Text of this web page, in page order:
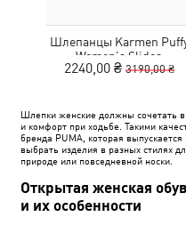
Шлепанцы Karmen
Women's Slides
2240,00 ₴ 3190,00 ₴
Шлепки женские должны сочетать
и комфорт при ходьбе. Такими
бренда PUMA, которая
выбрать изделия в разных стилях
природе или повседневной носки.
Открытая женская
и их особенности